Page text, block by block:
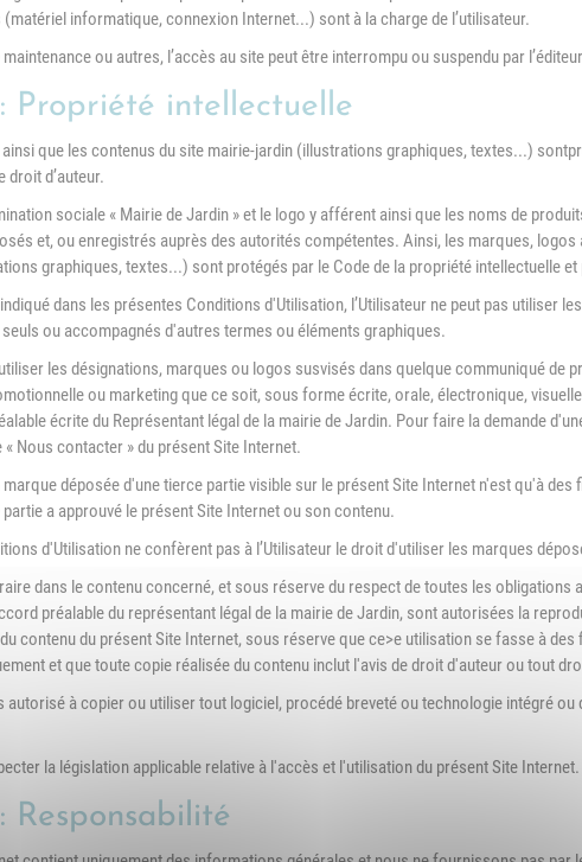
(matériel informatique, connexion Internet...) sont à la charge de l’utilisateur.
ou autres, l’accès au site peut être interrompu ou suspendu par
Propriété intellectuelle
que les contenus du site mairie-jardin (illustrations graphiques, textes...)
droit d’auteur.
sociale « Mairie de Jardin » et le logo y afférent ainsi que les noms de
et, ou enregistrés auprès des autorités compétentes. Ainsi, les marques,
graphiques, textes...) sont protégés par le Code de la propriété intellectuelle et
dans les présentes Conditions d'Utilisation, l’Utilisateur ne peut pas utiliser
ou accompagnés d'autres termes ou éléments graphiques.
utiliser les désignations, marques ou logos susvisés dans quelque communiqué de
ou marketing que ce soit, sous forme écrite, orale, électronique,
écrite du Représentant légal de la mairie de Jardin. Pour faire la demande
Nous contacter » du présent Site Internet.
déposée d'une tierce partie visible sur le présent Site Internet n'est qu'à des
a approuvé le présent Site Internet ou son contenu.
d'Utilisation ne confèrent pas à l’Utilisateur le droit d'utiliser les marques
dans le contenu concerné, et sous réserve du respect de toutes les obligations
préalable du représentant légal de la mairie de Jardin, sont autorisées la
contenu du présent Site Internet, sous réserve que ce>e utilisation se fasse à
et que toute copie réalisée du contenu inclut l'avis de droit d'auteur ou tout
autorisé à copier ou utiliser tout logiciel, procédé breveté ou technologie intégré
la législation applicable relative à l'accès et l'utilisation du présent Site Internet.
Responsabilité